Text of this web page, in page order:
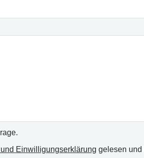
Einwilligungserklärung gelesen und